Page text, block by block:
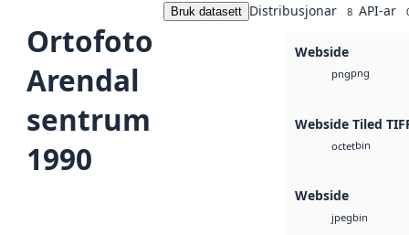
Ortofoto
Arendal
sentrum
1990
Bruk datasett Distribusjonar 8 API-ar
Webside
pngpng
Webside Tiled
octetbin
Webside
jpegbin